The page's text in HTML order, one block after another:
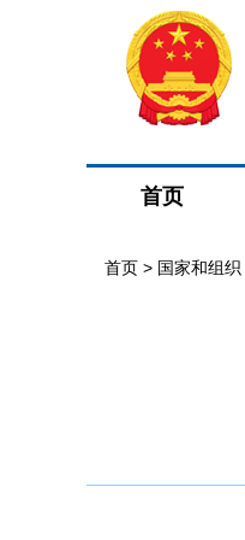
首页
首页 > 国家和组织